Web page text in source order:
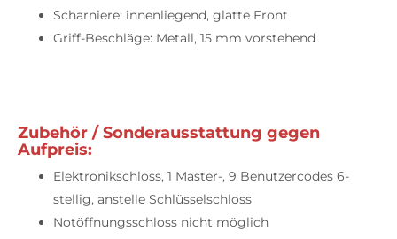
Scharniere: innenliegend, glatte Front
Griff-Beschläge: Metall, 15 mm vorstehend
Zubehör / Sonderausstattung gegen
Aufpreis:
Elektronikschloss, 1 Master-, 9 Benutzercodes 6-
stellig, anstelle Schlüsselschloss
Notöffnungsschloss nicht möglich